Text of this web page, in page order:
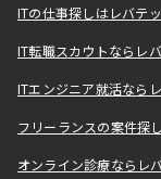
ITの仕事探しはレバテ
IT転職スカウトならレ
ITエンジニア就活なら
フリーランスの案件探
オンライン診療ならレ